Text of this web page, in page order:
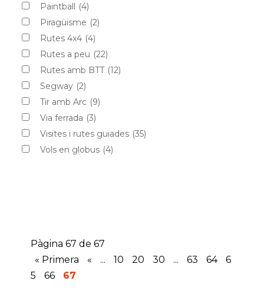
Paintball (4)
Piragüisme (2)
Rutes 4x4 (4)
Rutes a peu (22)
Rutes amb BTT (12)
Segway (2)
Tir amb Arc (9)
Via ferrada (3)
Visites i rutes guiades (35)
Vols en globus (4)
Pàgina 67 de 67
« Primera
« ... 10 20 30 ... 63 64
6
5
66 67